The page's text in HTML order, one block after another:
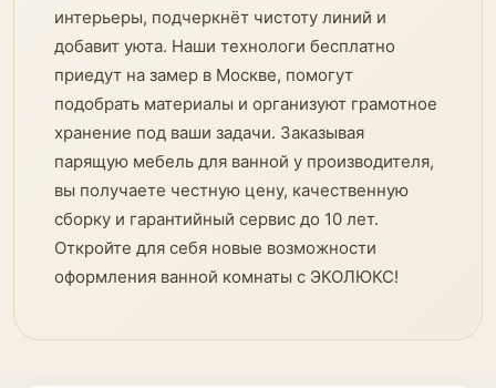
интерьеры, подчеркнёт чистоту линий и
добавит уюта. Наши технологи бесплатно
приедут на замер в Москве, помогут
подобрать материалы и организуют грамотное
хранение под ваши задачи. Заказывая
парящую мебель для ванной у производителя,
вы получаете честную цену, качественную
сборку и гарантийный сервис до 10 лет.
Откройте для себя новые возможности
оформления ванной комнаты с ЭКОЛЮКС!